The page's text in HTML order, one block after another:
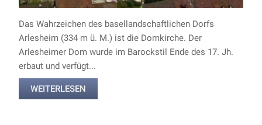
Das Wahrzeichen des basellandschaftlichen Dorfs
Arlesheim (334 m ü. M.) ist die Domkirche. Der
Arlesheimer Dom wurde im Barockstil Ende des 17. Jh.
erbaut und verfügt...
WEITERLESEN